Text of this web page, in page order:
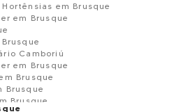
em Brusque
em Brusque
Camboriú
em Brusque
Brusque
Brusque
Brusque